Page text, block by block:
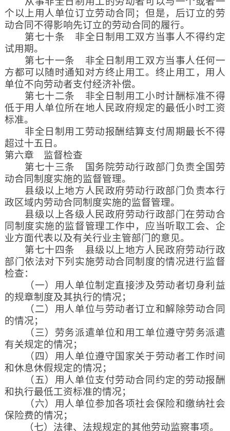
个以上用人单位订立劳动合同；但是，后订立的劳
动合同不得影响先订立的劳动合同的履行。
第七十条 非全日制用工双方当事人不得约定
试用期。
第七十一条 非全日制用工双方当事人任何一
方都可以随时通知对方终止用工。终止用工，用人
单位不向劳动者支付经济补偿。
第七十二条 非全日制用工小时计酬标准不得
低于用人单位所在地人民政府规定的最低小时工资
标准。
非全日制用工劳动报酬结算支付周期最长不得
超过十五日。
第六章 监督检查
第七十三条 国务院劳动行政部门负责全国劳
动合同制度实施的监督管理。
县级以上地方人民政府劳动行政部门负责本行
政区域内劳动合同制度实施的监督管理。
县级以上各级人民政府劳动行政部门在劳动合
同制度实施的监督管理工作中，应当听取工会、企
业方面代表以及有关行业主管部门的意见。
第七十四条 县级以上地方人民政府劳动行政
部门依法对下列实施劳动合同制度的情况进行监督
检查：
（一）用人单位制定直接涉及劳动者切身利益
的规章制度及其执行的情况；
（二）用人单位与劳动者订立和解除劳动合同
的情况；
（三）劳务派遣单位和用工单位遵守劳务派遣
有关规定的情况；
（四）用人单位遵守国家关于劳动者工作时间
和休息休假规定的情况；
（五）用人单位支付劳动合同约定的劳动报酬
和执行最低工资标准的情况；
（六）用人单位参加各项社会保险和缴纳社会
保险费的情况；
（七）法律、法规规定的其他劳动监察事项。